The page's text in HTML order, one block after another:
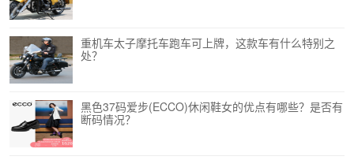
重机车太子摩托车跑车可上牌，这款车有什么特别之
处？
黑色37码爱步(ECCO)休闲鞋女的优点有哪些？是否有
断码情况？